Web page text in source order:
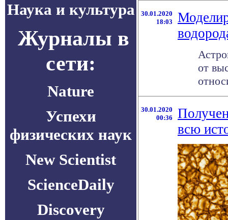
Наука и культура
Журналы в
сети:
Nature
Успехи
физических наук
New Scientist
ScienceDaily
Discovery
30.01.2020
18:03
от
30.01.2020
00:36
всю